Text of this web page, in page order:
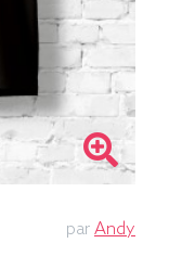
par Andy